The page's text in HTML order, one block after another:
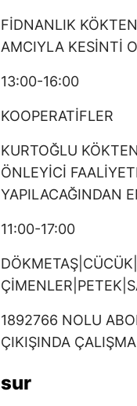
FİDNANLIK
AMCIYLA KESİNTİ
13:00-16:00
KOOPERATİFLER
KURTOĞLU
ÖNLEYİCİ
YAPILACAĞINDAN
11:00-17:00
1892766 NOLU
ÇIKIŞINDA
sur